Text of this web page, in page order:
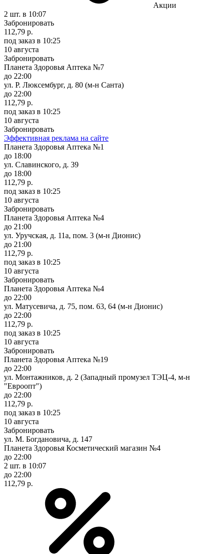
Акции
2 шт. в 10:07
Забронировать
112,79 р.
под заказ в 10:25
10 августа
Забронировать
Планета Здоровья Аптека №7
до 22:00
ул. Р. Люксембург, д. 80 (м-н Санта)
до 22:00
112,79 р.
под заказ в 10:25
10 августа
Забронировать
Эффективная реклама на сайте
Планета Здоровья Аптека №1
до 18:00
ул. Славинского, д. 39
до 18:00
112,79 р.
под заказ в 10:25
10 августа
Забронировать
Планета Здоровья Аптека №4
до 21:00
ул. Уручская, д. 11а, пом. 3 (м-н Дионис)
до 21:00
112,79 р.
под заказ в 10:25
10 августа
Забронировать
Планета Здоровья Аптека №4
до 22:00
ул. Матусевича, д. 75, пом. 63, 64 (м-н Дионис)
до 22:00
112,79 р.
под заказ в 10:25
10 августа
Забронировать
Планета Здоровья Аптека №19
до 22:00
ул. Монтажников, д. 2 (Западный промузел ТЭЦ-4, м-н
"Евроопт")
до 22:00
112,79 р.
под заказ в 10:25
10 августа
Забронировать
ул. М. Богдановича, д. 147
Планета Здоровья Косметический магазин №4
до 22:00
2 шт. в 10:07
до 22:00
112,79 р.